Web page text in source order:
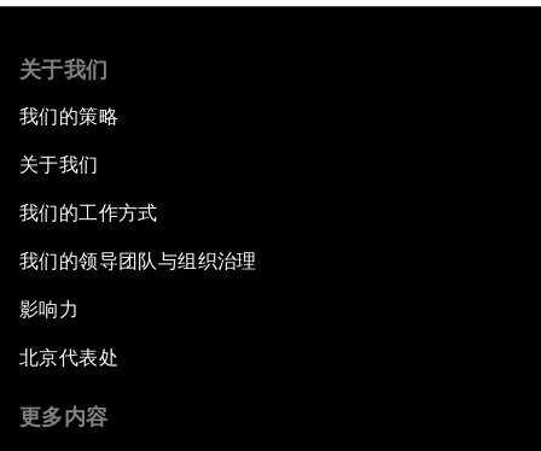
关于我们
我们的策略
关于我们
我们的工作方式
我们的领导团队与组织治理
影响力
北京代表处
更多内容